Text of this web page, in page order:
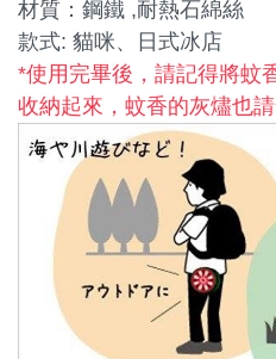
材質：鋼鐵 ,耐熱石綿絲
款式: 貓咪、日式冰店
*使用完畢後，請記得將蚊
收納起來，蚊香的灰燼也